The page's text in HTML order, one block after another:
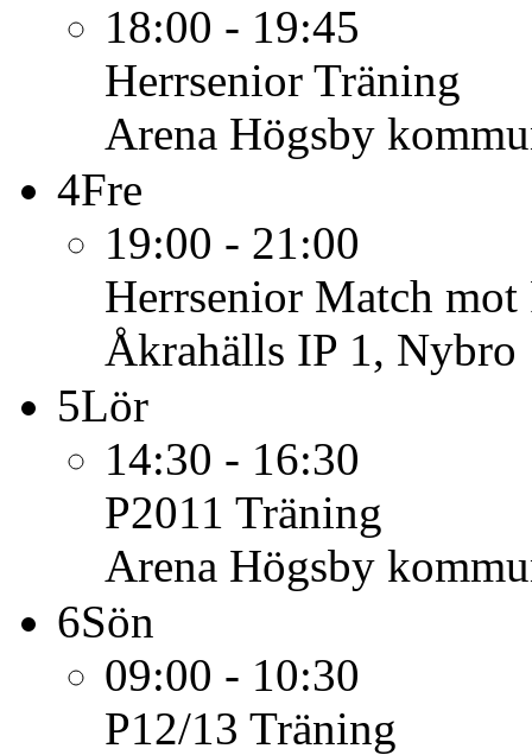
18:00 - 19:45
Herrsenior Träning
Arena Högsby
4Fre
19:00 - 21:00
Herrsenior Match mot
Åkrahälls IP 1, Nybro
5Lör
14:30 - 16:30
P2011 Träning
Arena Högsby
6Sön
09:00 - 10:30
P12/13 Träning